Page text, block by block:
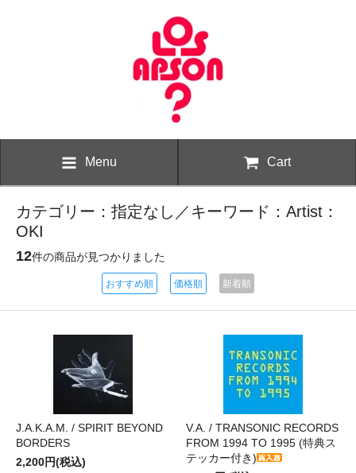
Menu Cart
カテゴリー：指定なし／キーワード：Artist：
OKI
12件の商品が見つかりました
おすすめ順 価格順 新着順
J.A.K.A.M. / SPIRIT BEYOND
BORDERS
2,200円(税込)
V.A. / TRANSONIC RECORDS
FROM 1994 TO 1995 (特典ス
テッカー付き)